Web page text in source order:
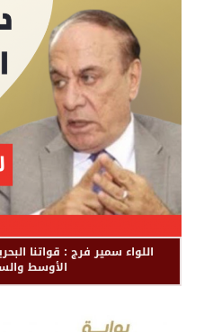
اللواء سمير فرج : قواتنا
الأوسط